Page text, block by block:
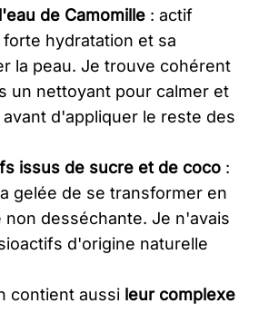
de Camomille : actif
hydratation et sa
la peau. Je trouve cohérent
un nettoyant pour calmer et
d'appliquer le reste des
issus de sucre et de coco :
gelée de se transformer en
desséchante. Je n'avais
d'origine naturelle
contient aussi leur complexe